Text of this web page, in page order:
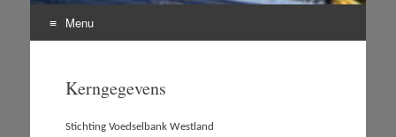
Menu
contentKerngegevens
Stichting Voedselbank Westland